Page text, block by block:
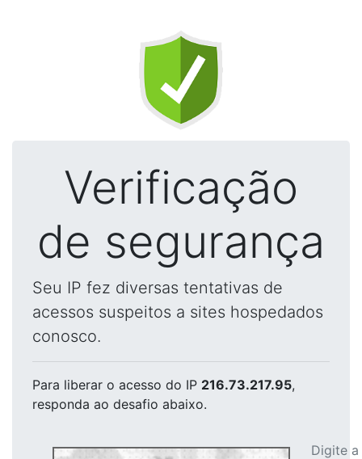
Verificação
de segurança
Seu IP fez diversas tentativas de
acessos suspeitos a sites hospedados
conosco.
Para liberar o acesso do IP 216.73.217.95,
responda ao desafio abaixo.
Digite